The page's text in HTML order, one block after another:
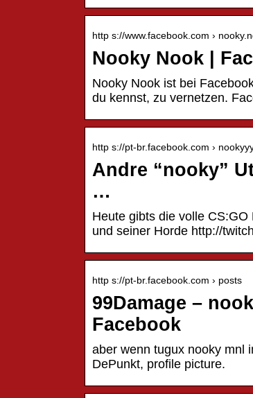
http s://www.facebook.com ›
Nooky Nook |
Nooky Nook ist bei
du kennst, zu vernetzen.
http s://pt-br.facebook.com ›
Andre “nooky”
…
Heute gibts die volle
und seiner Horde http://
http s://pt-br.facebook.com › posts
99Damage –
Facebook
aber wenn tugux nooky mnl
DePunkt, profile picture.